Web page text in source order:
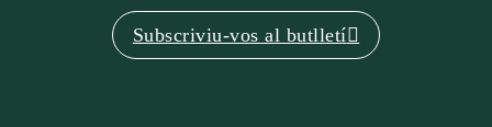
Subscriviu-vos al butlletí